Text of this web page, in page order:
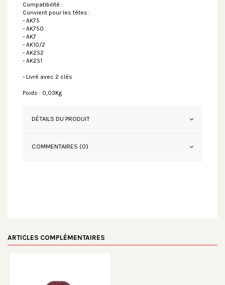
Compatibilité :
Convient pour les têtes :
- AK75
- AK750
- AK7
- AK10/2
- AK252
- AK251
- Livré avec 2 clés
Poids : 0,03Kg
DÉTAILS DU PRODUIT
COMMENTAIRES (0)
ARTICLES COMPLÉMENTAIRES